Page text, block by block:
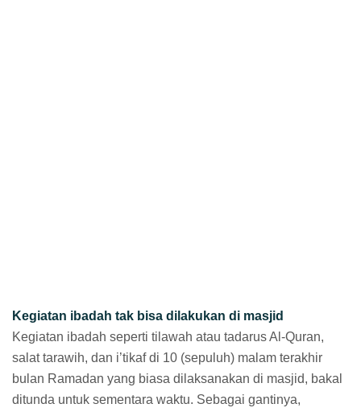
Kegiatan ibadah tak bisa dilakukan di masjid
Kegiatan ibadah seperti tilawah atau tadarus Al-Quran,
salat tarawih, dan i’tikaf di 10 (sepuluh) malam terakhir
bulan Ramadan yang biasa dilaksanakan di masjid, bakal
ditunda untuk sementara waktu. Sebagai gantinya,